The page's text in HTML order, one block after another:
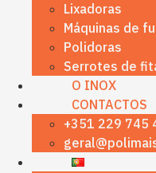
Lixadoras
Máquinas de
Polidoras
Serrotes de
O INOX
CONTACTOS
+351 229 745